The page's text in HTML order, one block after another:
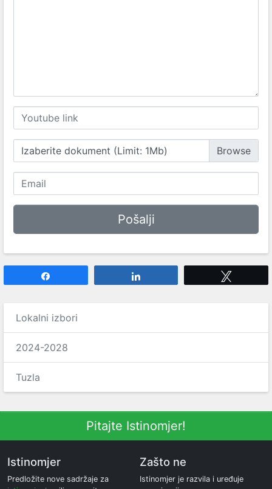
Izaberite dokument (Limit: 1Mb)
Lokalni izbori
2024-2028
Tuzla
Pitajte Istinomjer!
Istinomjer
Predložite nove sadržaje za
Zašto ne
Istinomjer je razvila i uređuje